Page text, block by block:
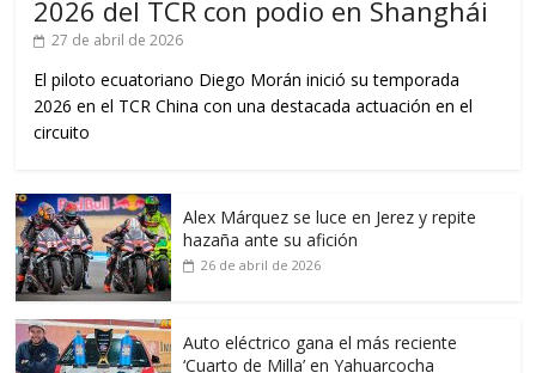
2026 del TCR con podio en Shanghái
27 de abril de 2026
El piloto ecuatoriano Diego Morán inició su temporada
2026 en el TCR China con una destacada actuación en el
circuito
Alex Márquez se luce en Jerez y repite
hazaña ante su afición
26 de abril de 2026
Auto eléctrico gana el más reciente
‘Cuarto de Milla’ en Yahuarcocha